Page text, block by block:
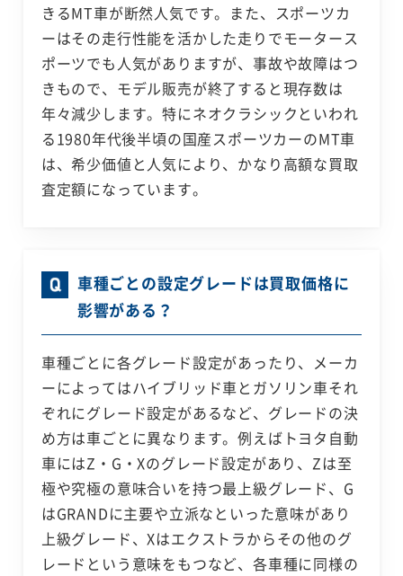
きるMT車が断然人気です。また、スポーツカ
ーはその走行性能を活かした走りでモータース
ポーツでも人気がありますが、事故や故障はつ
きもので、モデル販売が終了すると現存数は
年々減少します。特にネオクラシックといわれ
る1980年代後半頃の国産スポーツカーのMT車
は、希少価値と人気により、かなり高額な買取
査定額になっています。
車種ごとの設定グレードは買取価格に
影響がある？
車種ごとに各グレード設定があったり、メーカ
ーによってはハイブリッド車とガソリン車それ
ぞれにグレード設定があるなど、グレードの決
め方は車ごとに異なります。例えばトヨタ自動
車にはZ・G・Xのグレード設定があり、Zは至
極や究極の意味合いを持つ最上級グレード、G
はGRANDに主要や立派なといった意味があり
上級グレード、Xはエクストラからその他のグ
レードという意味をもつなど、各車種に同様の